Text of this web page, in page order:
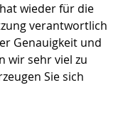
hat wieder für die
verantwortlich
Genauigkeit und
wir sehr viel zu
Sie sich